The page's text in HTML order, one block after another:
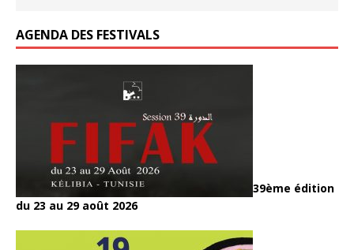
AGENDA DES FESTIVALS
39ème édition
du 23 au 29 août 2026